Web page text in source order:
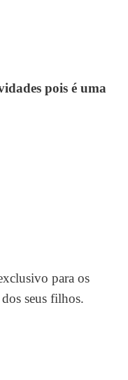
pois é uma
para os
seus filhos.